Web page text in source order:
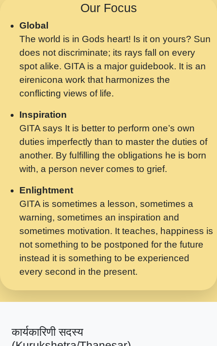
Chahe Ram Ho Chahe Shyam Ho.mp3
मझ अपन जवन बनन न आय, रठ हर क मनन न आय
Shri ravinandan shastri ji maharaj.mp3
मन अशांत मंत्र जाप - गीता प्रेरणा -Swami
Gyananand Ji Maharaj.mp3
मन बध लय परम वल कगन Special Shyam
Saawariya.mp3
मर गनय न अपरध लडडल शर रध.... Shri
ravinandan shastri ji maharaj.mp3
मेरे मन हरी का ध्यान लगा - भजन भाव - 2018 -
Rishikesh - Swami Gyananand Ji
Maharaj.mp3
यह हसरत तलब ह नकज कमर Yahi Hasraten
Talab Hai Bhav Pravah #bhajan.mp3
लडल ज बल ल क ज न लग Sadhvi Purnima Ji
7.9.2021 जवल नगर दलल #बसर.mp3
सख भ मझ पयर ह दख भ मझ पयर ह!छड म कस दत
सपरहट भजन 2021 - तर अखय ह जद भर बहर ज म
सपरहट शयम भजन - जय जय शयम जय जय शयम
Our Focus
Global
The world is in Gods heart! Is it on yours? Sun
does not discriminate; its rays fall on every
spot alike. GITA is a major guidebook. It is an
eirenicona work that harmonizes the
conflicting views of life.
Inspiration
GITA says It is better to perform one’s own
duties imperfectly than to master the duties of
another. By fulfilling the obligations he is born
with, a person never comes to grief.
Enlightment
GITA is sometimes a lesson, sometimes a
warning, sometimes an inspiration and
sometimes motivation. It teaches, happiness is
not something to be postponed for the future
instead it is something to be experienced
every second in the present.
कार्यकारिणी सदस्य